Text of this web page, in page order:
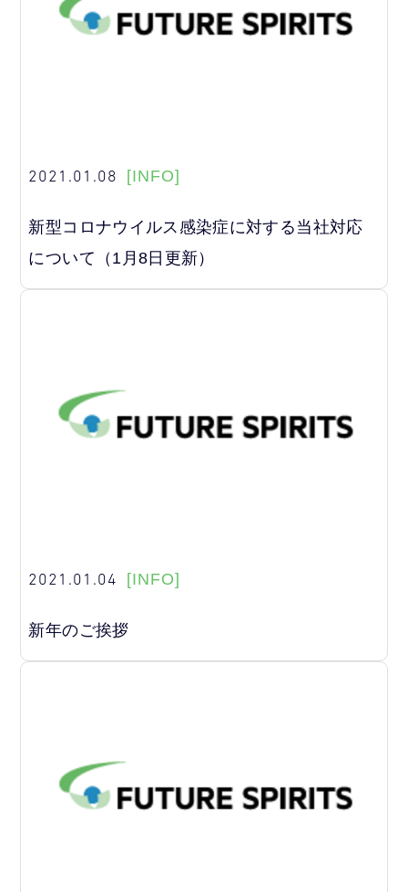
2021.01.08 [INFO]
新型コロナウイルス感染症に対する当社対応
について（1月8日更新）
2021.01.04 [INFO]
新年のご挨拶